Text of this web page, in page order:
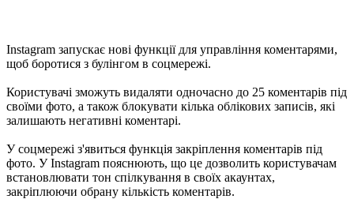
Instagram запускає нові функції для управління коментарями,
щоб боротися з булінгом в соцмережі.
Користувачі зможуть видаляти одночасно до 25 коментарів під
своїми фото, а також блокувати кілька облікових записів, які
залишають негативні коментарі.
У соцмережі з'явиться функція закріплення коментарів під
фото. У Instagram пояснюють, що це дозволить користувачам
встановлювати тон спілкування в своїх акаунтах,
закріплюючи обрану кількість коментарів.